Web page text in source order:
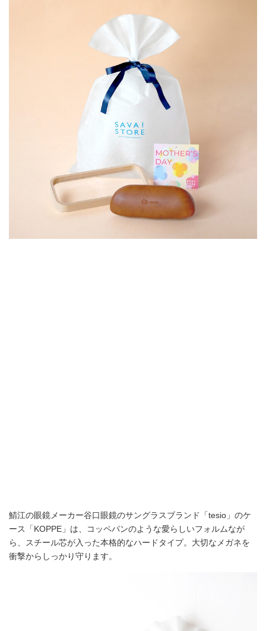
鯖江の眼鏡メーカー谷口眼鏡のサングラスブランド「tesio」のケ
ース「KOPPE」は、コッペパンのような愛らしいフォルムなが
ら、スチール芯が入った本格的なハードタイプ。大切なメガネを
衝撃からしっかり守ります。